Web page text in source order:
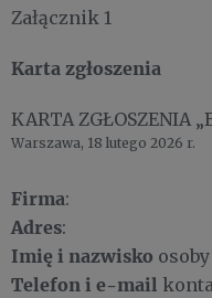
Załącznik 1
Karta zgłoszenia
KARTA ZGŁOSZENIA
Warszawa, 18 lutego 2026 r.
Firma:
Adres:
Imię i nazwisko
Telefon i e-mail